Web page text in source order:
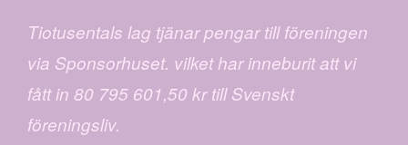
Tiotusentals lag tjänar pengar till föreningen
via Sponsorhuset. vilket har inneburit att vi
fått in 80 795 601,50 kr till Svenskt
föreningsliv.